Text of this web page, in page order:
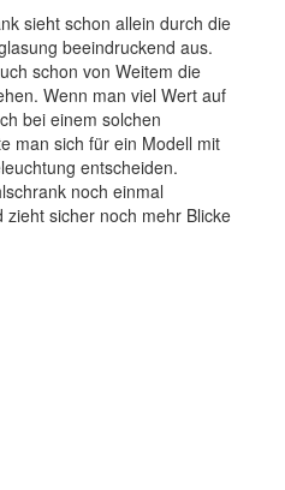
sieht schon allein durch die
beeindruckend aus.
schon von Weitem die
Wenn man viel Wert auf
bei einem solchen
man sich für ein Modell mit
entscheiden.
noch einmal
sicher noch mehr Blicke